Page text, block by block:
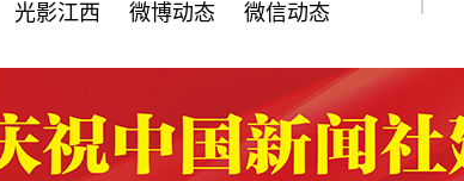
光影江西 微博动态 微信动态